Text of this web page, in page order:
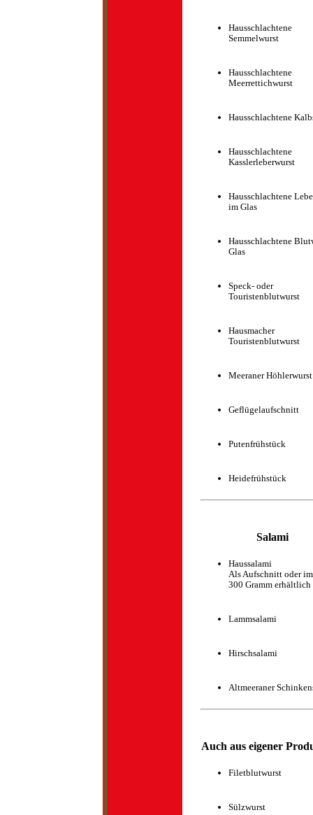
Hausschlachtene
Semmelwurst
Hausschlachtene
Meerrettichwurst
Hausschlachtene
Hausschlachtene
Kasslerleberwurst
Hausschlachtene
im Glas
Hausschlachtene
Glas
Speck- oder
Touristenblutwurst
Hausmacher
Touristenblutwurst
Meeraner Höhlerwurst
Geflügelaufschnitt
Putenfrühstück
Heidefrühstück
Salami
Haussalami
Als Aufschnitt oder
300 Gramm erhältlich
Lammsalami
Hirschsalami
Altmeeraner
Auch aus eigener
Filetblutwurst
Sülzwurst